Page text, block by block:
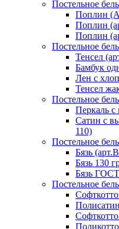
Постельное
Поплин
Поплин
Поплин
Постельное
Тенсел
Бамбук
Лен с
Тенсел
Постельное
Перкаль
Сатин с
110)
Постельное
Бязь
Бязь 130
Бязь ГОСТ
Постельное